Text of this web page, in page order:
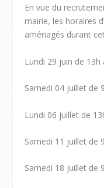
En vue du
mairie, les horaires
aménagés durant
Lundi 29 juin de 13h
Samedi 04 juillet de
Lundi 06 juillet de
Samedi 11 juillet de
Samedi 18 juillet de